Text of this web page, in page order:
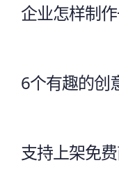
企业怎样制
6个有趣的创
支持上架免